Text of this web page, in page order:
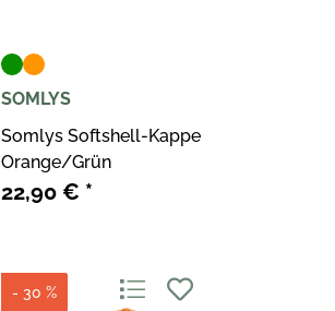
SOMLYS
Somlys Softshell-Kappe
Orange/Grün
22,90 € *
- 30 %